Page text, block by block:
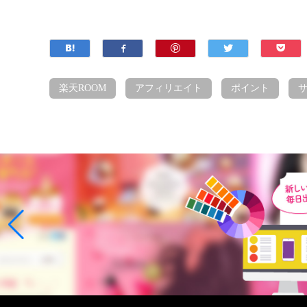
楽天ROOM アフィリエイト ポイント